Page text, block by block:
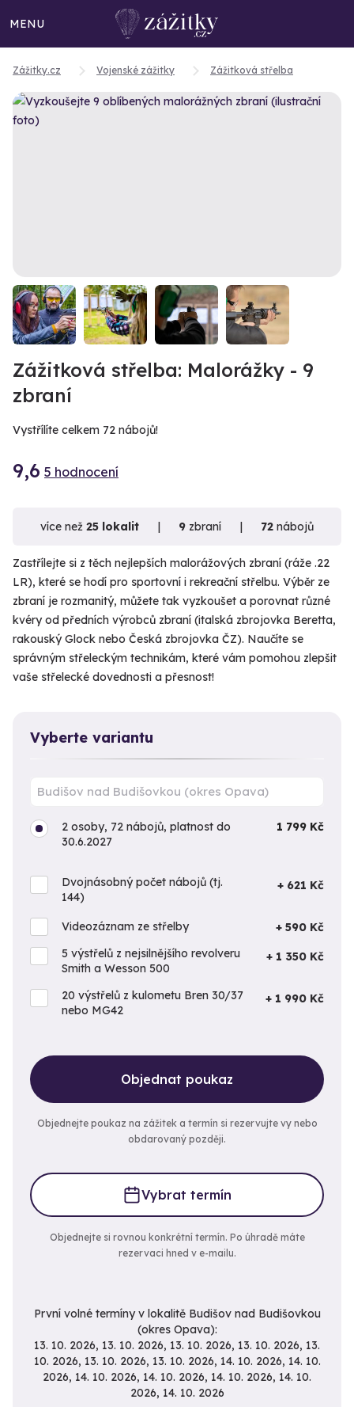
MENU
Zážitky.cz Vojenské zážitky Zážitková střelba
Zážitková střelba: Malorážky - 9
zbraní
Vystřílíte celkem 72 nábojů!
9,6 5 hodnocení
více než 25 lokalit 9 zbraní 72 nábojů
Zastřílejte si z těch nejlepších malorážových zbraní (ráže .22
LR), které se hodí pro sportovní i rekreační střelbu. Výběr ze
zbraní je rozmanitý, můžete tak vyzkoušet a porovnat různé
kvéry od předních výrobců zbraní (italská zbrojovka Beretta,
rakouský Glock nebo Česká zbrojovka ČZ). Naučíte se
správným střeleckým technikám, které vám pomohou zlepšit
vaše střelecké dovednosti a přesnost!
Vyberte variantu
2 osoby, 72 nábojů, platnost do
30.6.2027
1 799 Kč
Dvojnásobný počet nábojů (tj.
144)
+ 621 Kč
Videozáznam ze střelby
+ 590 Kč
5 výstřelů z nejsilnějšího revolveru
Smith a Wesson 500
+ 1 350 Kč
20 výstřelů z kulometu Bren 30/37
nebo MG42
+ 1 990 Kč
Objednat poukaz
Objednejte poukaz na zážitek a termín si rezervujte vy nebo
obdarovaný později.
Vybrat termín
Objednejte si rovnou konkrétní termín. Po úhradě máte
rezervaci hned v e-mailu.
První volné termíny v lokalitě Budišov nad Budišovkou
(okres Opava):
13. 10. 2026, 13. 10. 2026, 13. 10. 2026, 13. 10. 2026, 13.
10. 2026, 13. 10. 2026, 13. 10. 2026, 14. 10. 2026, 14. 10.
2026, 14. 10. 2026, 14. 10. 2026, 14. 10. 2026, 14. 10.
2026, 14. 10. 2026